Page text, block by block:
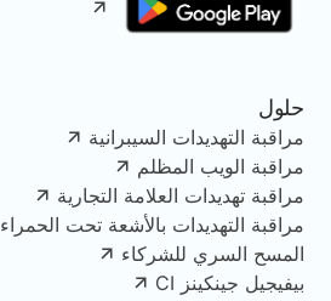
حلول
مراقبة التهديدات السيبرانية
مراقبة الويب المظلم
مراقبة تهديدات العلامة التجارية
مراقبة التهديدات بالأشعة تحت الحمراء
المسح السري للشركاء
بيفيجيل جينكينز CI